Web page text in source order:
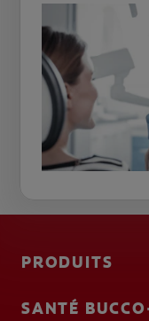
PRODUITS
SANTÉ